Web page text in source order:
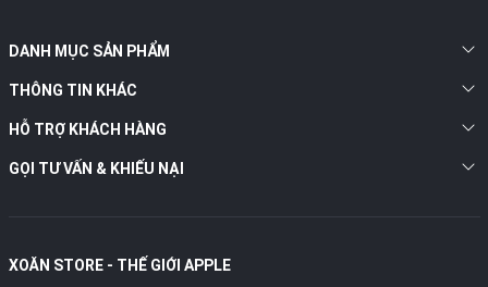
DANH MỤC SẢN PHẨM
THÔNG TIN KHÁC
HỖ TRỢ KHÁCH HÀNG
GỌI TƯ VẤN & KHIẾU NẠI
XOĂN STORE - THẾ GIỚI APPLE